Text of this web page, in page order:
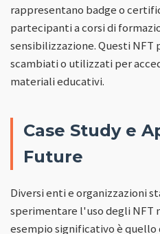
rappresentano badge o
partecipanti a corsi di
sensibilizzazione. Questi
scambiati o utilizzati per
materiali educativi.
Case Study e
Future
Diversi enti e organizzazioni
sperimentare l'uso degli NFT
esempio significativo è quello